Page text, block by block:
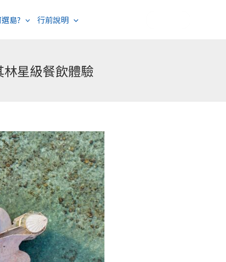
島? 行前說明
星級餐飲體驗